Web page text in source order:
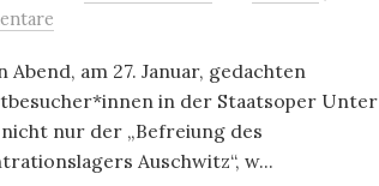
Abend, am 27. Januar, gedachten
in der Staatsoper
nur der „Befreiung des
Auschwitz“, w...